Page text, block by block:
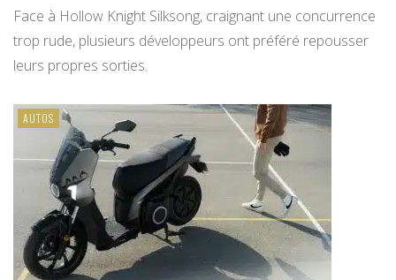
Face à Hollow Knight Silksong, craignant une concurrence
trop rude, plusieurs développeurs ont préféré repousser
leurs propres sorties.
AUTOS